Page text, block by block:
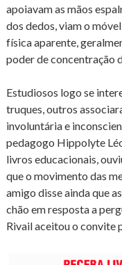
apoiavam as mãos
dos dedos, viam o
física aparente,
poder de concentração
Estudiosos logo se
truques, outros
involuntária e
pedagogo Hippolyte
livros educacionais,
que o movimento das
amigo disse ainda que
chão em resposta a
Rivail aceitou o convite